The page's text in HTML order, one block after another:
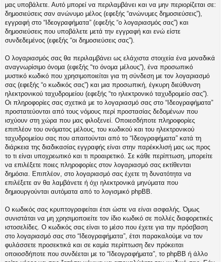
μας υποβάλετε. Αυτό μπορεί να περιλαμβάνει και να μην περιορίζεται σε:
δημοσιεύσεις σαν ανώνυμο μέλος (εφεξής “ανώνυμες δημοσιεύσεις”),
εγγραφή στο “Ιδεογραφήματα” (εφεξής “ο λογαριασμός σας”) και
δημοσιεύσεις που υποβάλετε μετά την εγγραφή και ενώ είστε
συνδεδεμένος (εφεξής “οι δημοσιεύσεις σας”).
Ο λογαριασμός σας θα περιλαμβάνει ως ελάχιστα στοιχεία ένα μοναδικά
αναγνωρίσιμο όνομα (εφεξής “το όνομα μέλους”), ένα προσωπικό
μυστικό κωδικό που χρησιμοποιείται για τη σύνδεση με τον λογαριασμό
σας (εφεξής “ο κωδικός σας”) και μια προσωπική, έγκυρη διεύθυνση
ηλεκτρονικού ταχυδρομείου (εφεξής “το ηλεκτρονικό ταχυδρομείο σας”).
Οι πληροφορίες σας σχετικά με το λογαριασμό σας στο “Ιδεογραφήματα”
προστατεύονται από τους νόμους περί προστασίας δεδομένων που
ισχύουν στη χώρα που μας φιλοξενεί. Οποιεσδήποτε πληροφορίες
επιπλέον του ονόματος μέλους, του κωδικού και του ηλεκτρονικού
ταχυδρομείου σας που απαιτούνται από το “Ιδεογραφήματα” κατά τη
διάρκεια της διαδικασίας εγγραφής είναι στην παρέκκλισή μας ως προς
το τι είναι υποχρεωτικό και τι προαιρετικό. Σε κάθε περίπτωση, μπορείτε
να επιλέξετε ποιες πληροφορίες στον λογαριασμό σας εκτίθενται
δημόσια. Επιπλέον, στο λογαριασμό σας έχετε τη δυνατότητα να
επιλέξετε αν θα λαμβάνετε ή όχι ηλεκτρονικά μηνύματα που
δημιουργούνται αυτόματα από το λογισμικό phpBB.
Ο κωδικός σας κρυπτογραφείται έτσι ώστε να είναι ασφαλής. Όμως
συνιστάται να μη χρησιμοποιείτε τον ίδιο κωδικό σε πολλές διαφορετικές
ιστοσελίδες. Ο κωδικός σας είναι το μέσο που έχετε για την πρόσβαση
στο λογαριασμό σας στο “Ιδεογραφήματα”, έτσι παρακαλούμε να τον
φυλάσσετε προσεκτικά και σε καμία περίπτωση δεν πρόκειται
οποιοσδήποτε που συνδέεται με το “Ιδεογραφήματα”, το phpBB ή άλλο